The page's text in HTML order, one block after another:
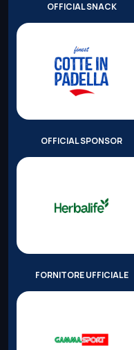
OFFICIAL SNACK
OFFICIAL SPONSOR
FORNITORE UFFICIALE